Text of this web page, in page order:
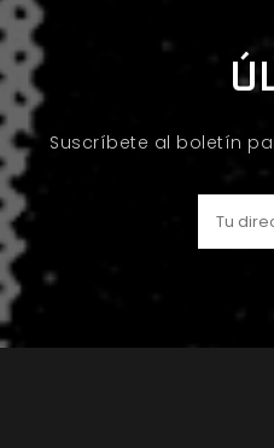
Suscríbete al boletín